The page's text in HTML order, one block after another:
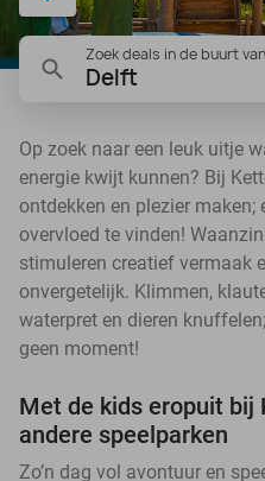
Zoek deals in de buurt van
Delft
Op zoek naar een leuk uitje
energie kwijt kunnen? Bij
ontdekken en plezier maken;
overvloed te vinden!
stimuleren creatief vermaak
onvergetelijk. Klimmen,
waterpret en dieren
geen moment!
Met de kids eropuit bij
andere speelparken
Zo’n dag vol avontuur en